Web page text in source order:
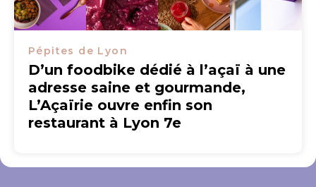
Pépites de Lyon
D’un foodbike dédié à l’açaï à une
adresse saine et gourmande,
L’Açaïrie ouvre enfin son
restaurant à Lyon 7e